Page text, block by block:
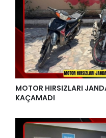
MOTOR HIRSIZLARI
KAÇAMADI